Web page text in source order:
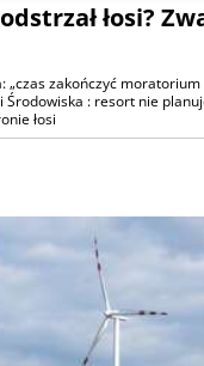
łosi?
zakończyć moratorium
Środowiska : resort nie
łosi